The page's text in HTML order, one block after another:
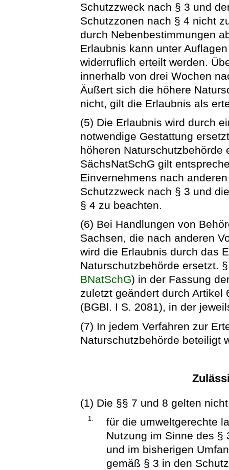
Schutzzweck nach § 3 und
Schutzzonen nach § 4 nicht
durch Nebenbestimmungen
Erlaubnis kann unter
widerruflich erteilt werden.
innerhalb von drei Wochen
Äußert sich die höhere
nicht, gilt die Erlaubnis als
(5) Die Erlaubnis wird durch
notwendige Gestattung
höheren Naturschutzbehörde
SächsNatSchG gilt
Einvernehmens nach
Schutzzweck nach § 3 und
§ 4 zu beachten.
(6) Bei Handlungen von
Sachsen, die nach anderen
wird die Erlaubnis durch das
Naturschutzbehörde ersetzt.
BNatSchG) in der Fassung
zuletzt geändert durch Artikel
(BGBl. I S. 2081), in der
(7) In jedem Verfahren zur
Naturschutzbehörde beteiligt
(1) Die §§ 7 und 8 gelten nicht
1.
für die umweltgerechte
Nutzung im Sinne des §
und im bisherigen
gemäß § 3 in den